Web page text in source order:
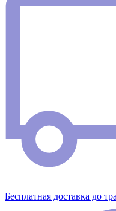
Бесплатная доставка до